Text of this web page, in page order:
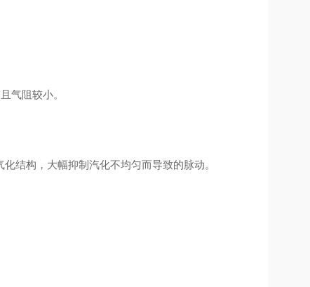
气阻较小。
结构，大幅抑制汽化不均匀而导致的脉动。